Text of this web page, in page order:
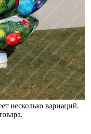
несколько вариаций.